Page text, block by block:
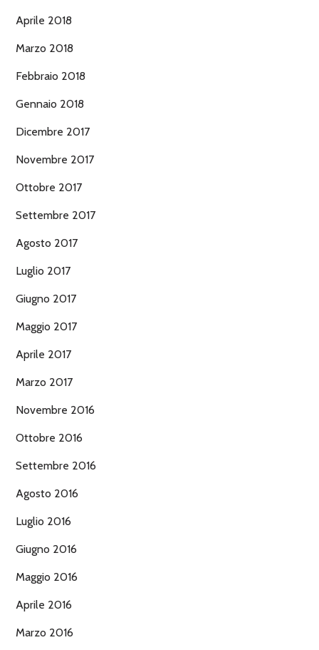
Aprile 2018
Marzo 2018
Febbraio 2018
Gennaio 2018
Dicembre 2017
Novembre 2017
Ottobre 2017
Settembre 2017
Agosto 2017
Luglio 2017
Giugno 2017
Maggio 2017
Aprile 2017
Marzo 2017
Novembre 2016
Ottobre 2016
Settembre 2016
Agosto 2016
Luglio 2016
Giugno 2016
Maggio 2016
Aprile 2016
Marzo 2016